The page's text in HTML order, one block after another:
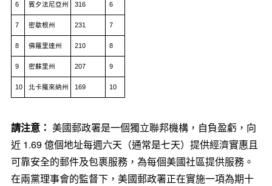
6 賓夕法尼亞州 316 6
7 密歇根州 231 7
8 佛羅里達州 210 8
9 密蘇里州 207 9
10 北卡羅來納州 169 10
請注意： 美國郵政署是一個獨立聯邦機構，自負盈虧，向
近 1.69 億個地址每週六天（通常是七天）提供經濟實惠且
可靠安全的郵件及包裹服務，為每個美國社區提供服務。
在兩黨理事會的監督下，美國郵政署正在實施一項為期十